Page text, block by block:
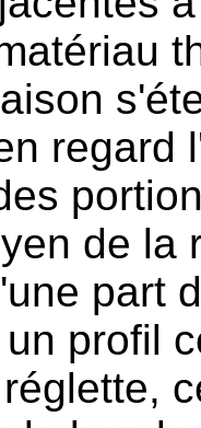
regard
de la
part
profil